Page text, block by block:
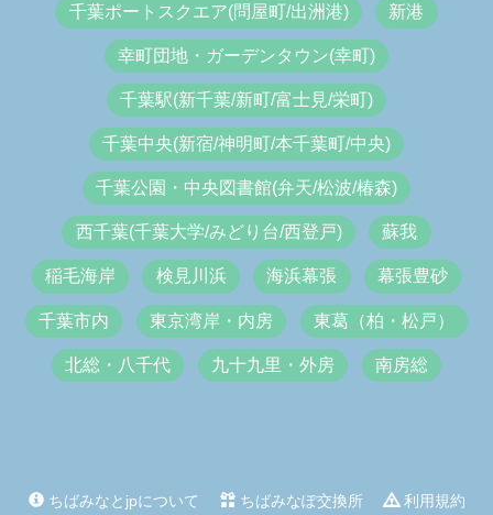
千葉ポートスクエア(問屋町/出洲港) 新港
幸町団地・ガーデンタウン(幸町)
千葉駅(新千葉/新町/富士見/栄町)
千葉中央(新宿/神明町/本千葉町/中央)
千葉公園・中央図書館(弁天/松波/椿森)
西千葉(千葉大学/みどり台/西登戸) 蘇我
稲毛海岸 検見川浜 海浜幕張 幕張豊砂
千葉市内 東京湾岸・内房 東葛（柏・松戸）
北総・八千代 九十九里・外房 南房総
ちばみなとjpについて ちばみなぽ交換所 利用規約